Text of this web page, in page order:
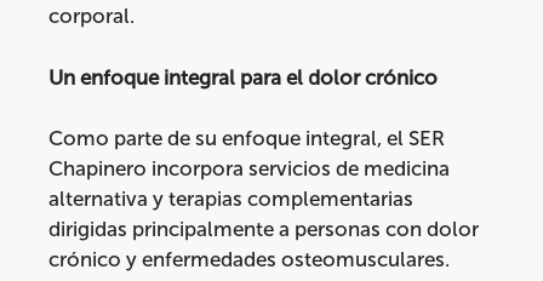
corporal.
Un enfoque integral para el dolor crónico
Como parte de su enfoque integral, el SER
Chapinero incorpora servicios de medicina
alternativa y terapias complementarias
dirigidas principalmente a personas con dolor
crónico y enfermedades osteomusculares.